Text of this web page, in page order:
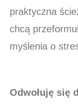
praktyczna
chcą
myślenia o
Odwołuję się